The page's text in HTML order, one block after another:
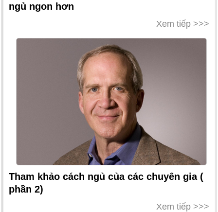
ngủ ngon hơn
Xem tiếp >>>
Tham khảo cách ngủ của các chuyên gia (
phần 2)
Xem tiếp >>>